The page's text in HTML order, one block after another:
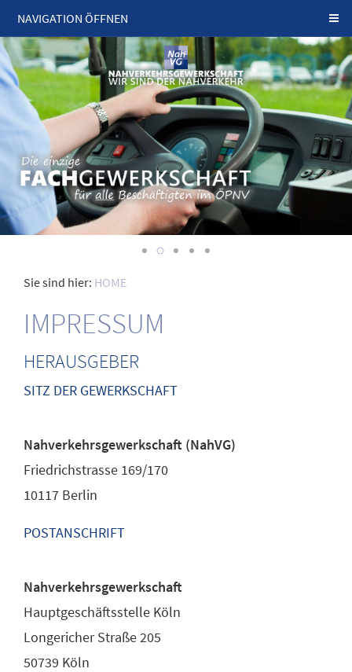
NAVIGATION ÖFFNEN
Sie sind hier: HOME
IMPRESSUM
HERAUSGEBER
SITZ DER GEWERKSCHAFT
Nahverkehrsgewerkschaft (NahVG)
Friedrichstrasse 169/170
10117 Berlin
POSTANSCHRIFT
Nahverkehrsgewerkschaft
Hauptgeschäftsstelle Köln
Longericher Straße 205
50739 Köln